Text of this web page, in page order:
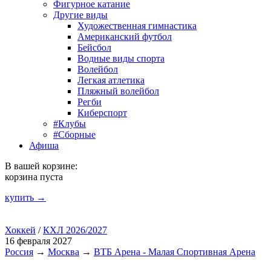
Фигурное катание
Другие виды
Художественная гимнастика
Американский футбол
Бейсбол
Водные виды спорта
Волейбол
Легкая атлетика
Пляжный волейбол
Регби
Киберспорт
#Клубы
#Сборные
Афиша
В вашей корзине:
корзина пуста
купить →
Хоккей /КХЛ 2026/2027
16 февраля 2027
Россия → Москва → ВТБ Арена - Малая Спортивная Арена